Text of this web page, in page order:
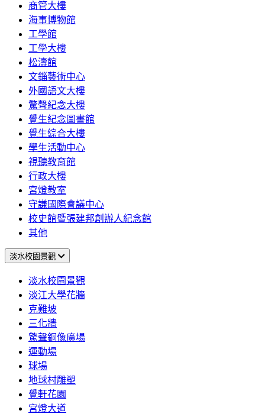
商管大樓
海事博物館
工學館
工學大樓
松濤館
文錙藝術中心
外國語文大樓
驚聲紀念大樓
覺生紀念圖書館
覺生綜合大樓
學生活動中心
視聽教育館
行政大樓
宮燈教室
守謙國際會議中心
校史館暨張建邦創辦人紀念館
其他
淡水校園景觀
淡水校園景觀
淡江大學花牆
克難坡
三化牆
驚聲銅像廣場
運動場
球場
地球村雕塑
覺軒花園
宮燈大道